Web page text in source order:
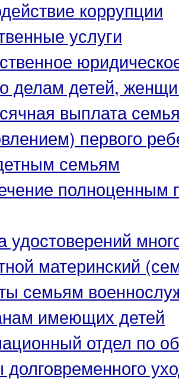
коррупции
услуги
делам детей,
выплата
первого
семьям
полноценным
удостоверений
материнский
семьям
имеющих детей
отдел по